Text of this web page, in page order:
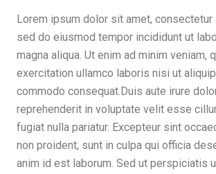
Lorem ipsum dolor sit amet,
sed do eiusmod tempor incididunt ut
magna aliqua. Ut enim ad minim veniam,
exercitation ullamco laboris nisi ut
commodo consequat.Duis aute irure
reprehenderit in voluptate velit esse
fugiat nulla pariatur. Excepteur sint
non proident, sunt in culpa qui officia
anim id est laborum. Sed ut perspiciatis